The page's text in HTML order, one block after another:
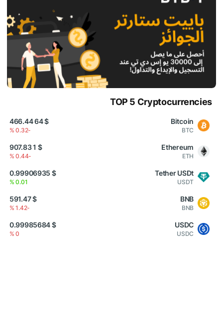
TOP 5 Cryptocurrencies
Bitcoin
BTC
$ 64 466.44
-0.32 %
Ethereum
ETH
$ 1 907.83
-0.44 %
Tether USDt
USDT
$ 0.99906935
0.01 %
BNB
BNB
$ 591.47
-1.42 %
USDC
USDC
$ 0.99985684
0 %